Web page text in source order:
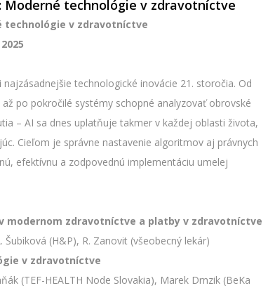
Moderné technológie v zdravotníctve
technológie v zdravotníctve
technologické inovácie 21. storočia. Od
po pokročilé systémy schopné analyzovať obrovské
– AI sa dnes uplatňuje takmer v každej oblasti života,
Cieľom je správne nastavenie algoritmov aj právnych
efektívnu a zodpovednú implementáciu umelej
modernom zdravotníctve a platby v zdravotníctve
Šubiková (H&P), R. Zanovit (všeobecný lekár)
v zdravotníctve
(TEF-HEALTH Node Slovakia), Marek Drnzik (BeKa